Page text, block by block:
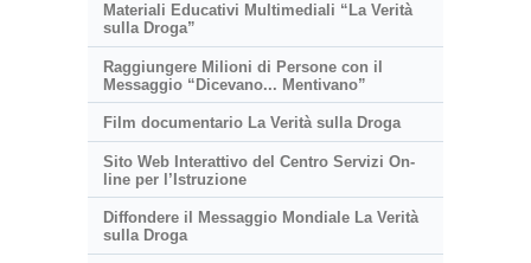
Materiali Educativi Multimediali “La Verità
sulla Droga”
Raggiungere Milioni di Persone con il
Messaggio “Dicevano... Mentivano”
Film documentario La Verità sulla Droga
Sito Web Interattivo del Centro Servizi On-
line per l’Istruzione
Diffondere il Messaggio Mondiale La Verità
sulla Droga